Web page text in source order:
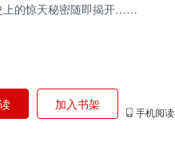
上的惊天秘密随即揭开……
加入书架
手机阅读